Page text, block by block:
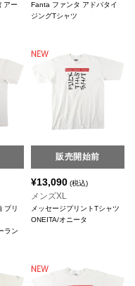
アー
Fanta ファンタ アドバタイ
ジングTシャツ
プリ
ラン
販売開始前
¥13,090 (税込)
メンズXL
メッセージプリントTシャツ
ONEITA/オニータ